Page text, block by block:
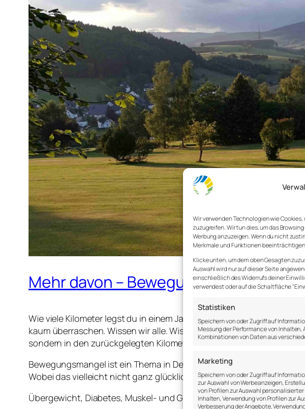
Wir verwenden Technologien wie
zuzugreifen. Wir tun dies, um das
Werbung anzuzeigen. Wenn du nicht
Merkmale und Funktionen
Klicke unten, um dem oben Gesagten
Auswahl wird nur auf dieser Seite
einschließlich des Widerrufs deiner
verwendest oder auf die Schaltfläche
Statistiken
Speichern von oder Zugriff auf
Messung der Performance von
Kombinationen von Daten aus
Marketing
Speichern von oder Zugriff auf
zur Auswahl von Werbeanzeigen,
von Profilen zur Auswahl
Inhalten, Verwendung von Profilen zur
Verbesserung der Angebote,
Mehr davon – Bewegung
Wie viele Kilometer legst du in einem Jahr zurück? Wanderst du
kaum überraschen. Wissen wir alle. Wissen und Machen ist aber
sondern in den zurückgelegten Kilometern.
Bewegungsmangel ist ein Thema in Deutschland und anderen
Wobei das vielleicht nicht ganz glücklich ausgedrückt ist. Die
Übergewicht, Diabetes, Muskel- und Gelenkschmerzen, emotionale